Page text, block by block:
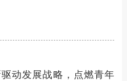
动发展战略，点燃青年